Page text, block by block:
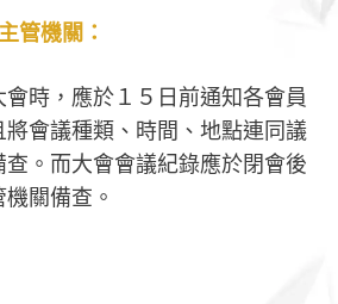
管機關：
會時，應於１５日前通知各會員
將會議種類、時間、地點連同議
。而大會會議紀錄應於閉會後
關備查。